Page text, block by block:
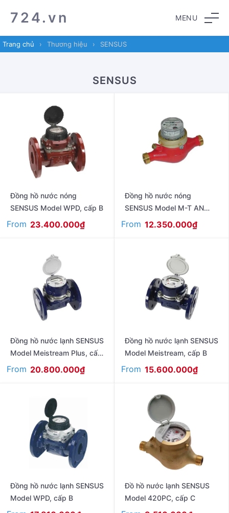
to
navigation
to
content
724.vn MENU
Trang chủ › Thương hiệu › SENSUS
SENSUS
Đồng hồ nước nóng
SENSUS Model WPD, cấp B
From 23.400.000₫
Đồng hồ nước nóng
SENSUS Model M-T AN
K10
From 12.350.000₫
Đồng hồ nước lạnh SENSUS
Model Meistream Plus, cấp
C
From 20.800.000₫
Đồng hồ nước lạnh SENSUS
Model Meistream, cấp B
From 15.600.000₫
Đồng hồ nước lạnh SENSUS
Model WPD, cấp B
Đồ hồ nước lạnh SENSUS
Model 420PC, cấp C